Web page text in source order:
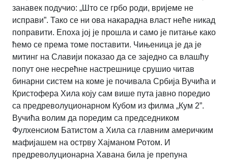
занавек подучио: „Што се грбо роди, вријеме не
исправи”. Тако се ни ова накарадна власт неће никад
поправити. Епоха јој је прошла и само је питање како
ћемо се према томе поставити. Чињеница је да је
митинг на Славији показао да се заједно са влашћу
попут оне несрећне настрешнице срушио читав
бинарни систем на коме је почивала Србија Вучића и
Кристофера Хила коју сам више пута јавно поредио
са предреволуционарном Кубом из филма „Кум 2”.
Вучића волим да поредим са председником
Фулхенсиом Батистом а Хила са главним америчким
мафијашем на острву Хајманом Ротом. И
предреволуционарна Хавана била је препуна